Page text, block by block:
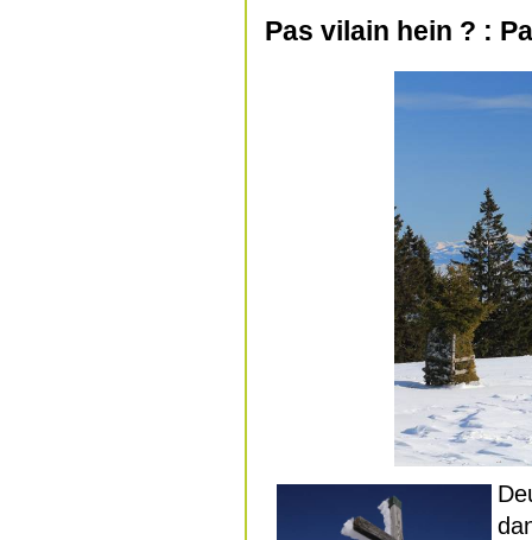
Pas vilain hein ? :